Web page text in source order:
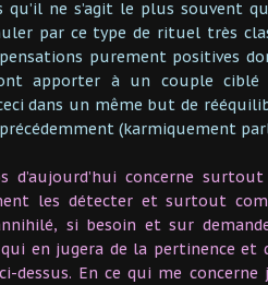
qu’il ne s’agit le plus souvent
par ce type de rituel très
purement positives
apporter à un couple
dans un même but de
(karmiquement
d’aujourd’hui concerne
les détecter et surtout
si besoin et sur
en jugera de la pertinence et
dessus. En ce qui me concerne